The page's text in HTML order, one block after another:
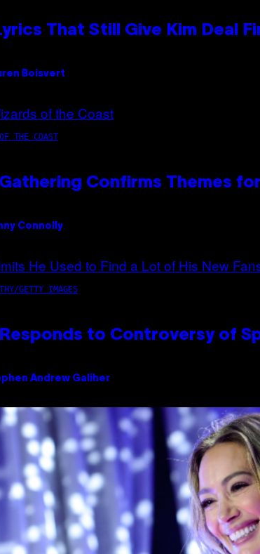
That Still Give Kim Deal
Boisvert
THE COAST
Confirms Themes
Connolly
GETTY IMAGES
to Controversy of
Andrew Galiher